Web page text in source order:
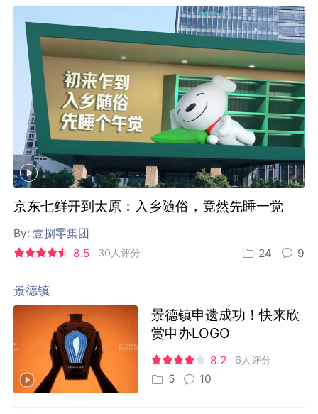
京东七鲜开到太原：入乡随俗，竟然先睡一觉
By:壹捌零集团
8.5
30人评分 24 9
景德镇
景德镇申遗成功！快来欣
赏申办LOGO
8.2 6人评分
5 10